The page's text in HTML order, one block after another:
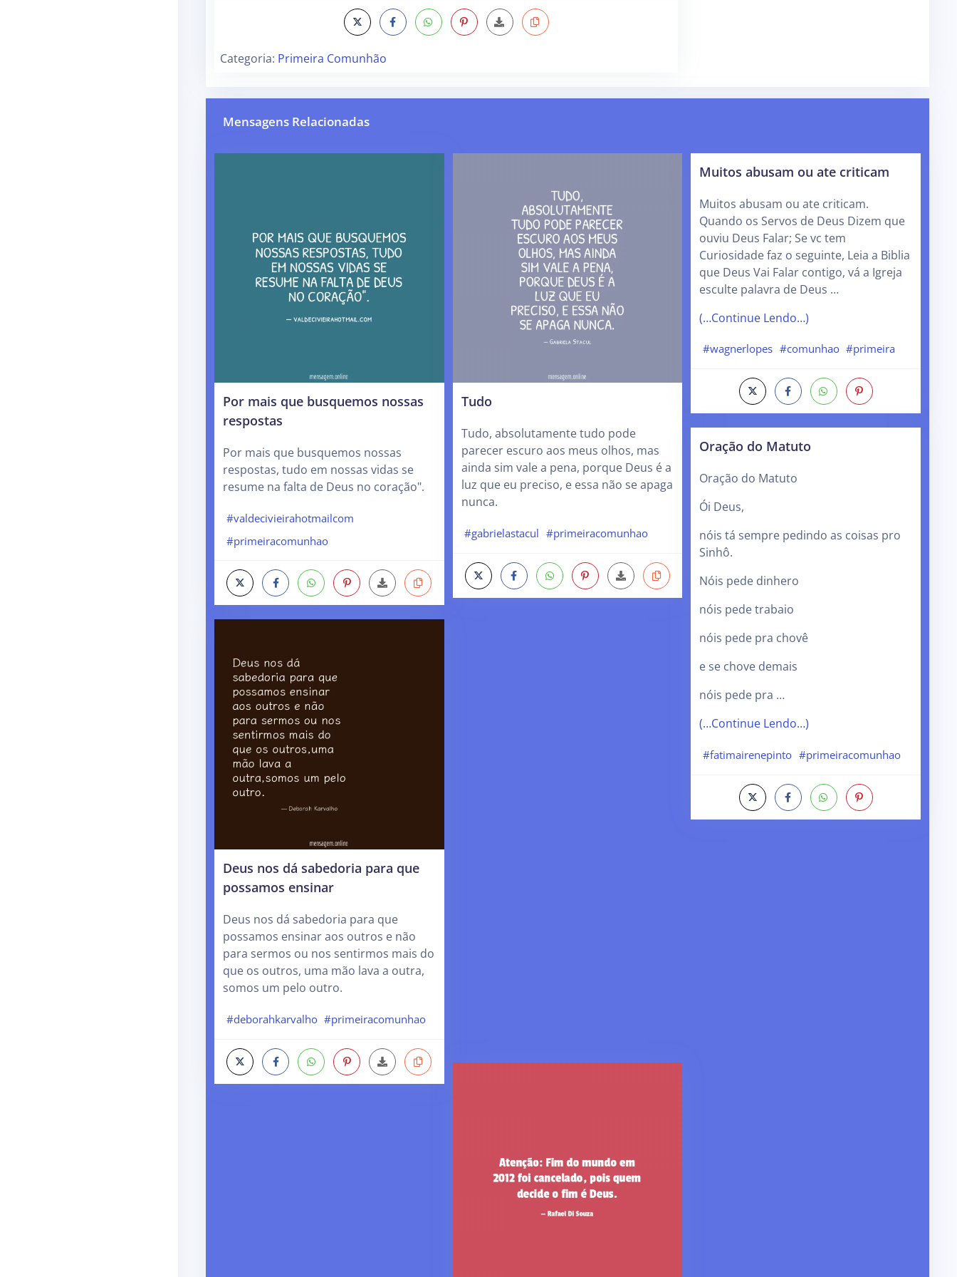
Categoria: Primeira Comunhão
Mensagens Relacionadas
Por mais que busquemos nossas
respostas
Por mais que busquemos nossas
respostas, tudo em nossas vidas se
resume na falta de Deus no coração".
#valdecivieirahotmailcom
#primeiracomunhao
Deus nos dá sabedoria para que
possamos ensinar
Deus nos dá sabedoria para que
possamos ensinar aos outros e não
para sermos ou nos sentirmos mais do
que os outros, uma mão lava a outra,
somos um pelo outro.
#deborahkarvalho #primeiracomunhao
Tudo
Tudo, absolutamente tudo pode
parecer escuro aos meus olhos, mas
ainda sim vale a pena, porque Deus é a
luz que eu preciso, e essa não se apaga
nunca.
#gabrielastacul #primeiracomunhao
Muitos abusam ou ate criticam
Muitos abusam ou ate criticam.
Quando os Servos de Deus Dizem que
ouviu Deus Falar; Se vc tem
Curiosidade faz o seguinte, Leia a Biblia
que Deus Vai Falar contigo, vá a Igreja
esculte palavra de Deus …
(…Continue Lendo…)
#wagnerlopes #comunhao #primeira
Oração do Matuto
Oração do Matuto
Ói Deus,
nóis tá sempre pedindo as coisas pro
Sinhô.
Nóis pede dinhero
nóis pede trabaio
nóis pede pra chovê
e se chove demais
nóis pede pra …
(…Continue Lendo…)
#fatimairenepinto #primeiracomunhao